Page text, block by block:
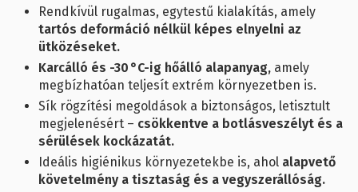
Rendkívül rugalmas, egytestű kialakítás, amely
tartós deformáció nélkül képes elnyelni az
ütközéseket.
Karcálló és -30 °C-ig hőálló alapanyag, amely
megbízhatóan teljesít extrém környezetben is.
Sík rögzítési megoldások a biztonságos, letisztult
megjelenésért – csökkentve a botlásveszélyt és a
sérülések kockázatát.
Ideális higiénikus környezetekbe is, ahol alapvető
követelmény a tisztaság és a vegyszerállóság.